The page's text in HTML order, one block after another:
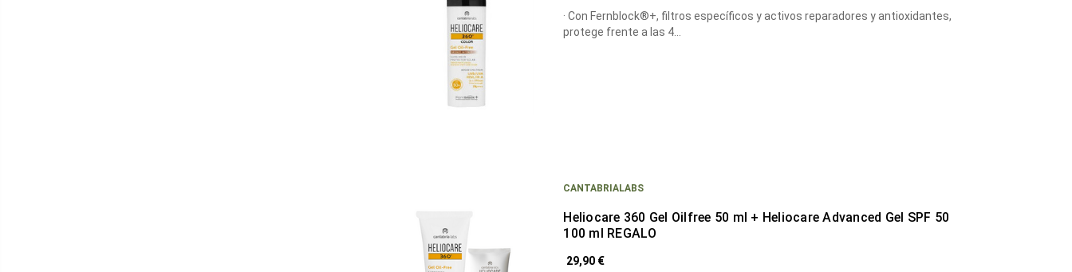
· Con Fernblock®+, filtros específicos y activos reparadores y antioxidantes,
protege frente a las 4…
CANTABRIALABS
Heliocare 360 Gel Oilfree 50 ml + Heliocare Advanced Gel SPF 50
100 ml REGALO
29,90 €